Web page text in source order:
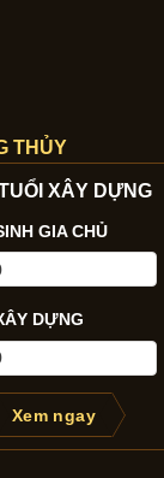
THỦY
XÂY DỰNG
GIA CHỦ
DỰNG
Xem ngay